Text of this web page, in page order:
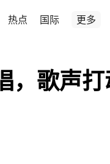
热点 国际 更多
，歌声